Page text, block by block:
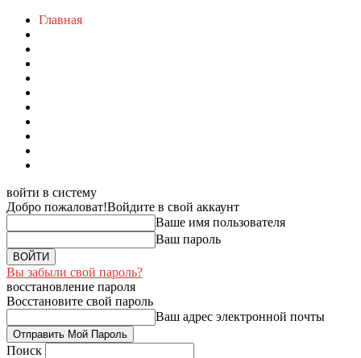
Главная
войти в систему
Добро пожаловат!Войдите в свой аккаунт
Ваше имя пользователя
Ваш пароль
Вы забыли свой пароль?
восстановление пароля
Восстановите свой пароль
Ваш адрес электронной почты
Поиск